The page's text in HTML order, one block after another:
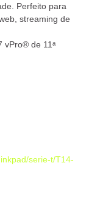
Perfeito para
streaming de
vPro® de 11ᵃ
serie-t/T14-